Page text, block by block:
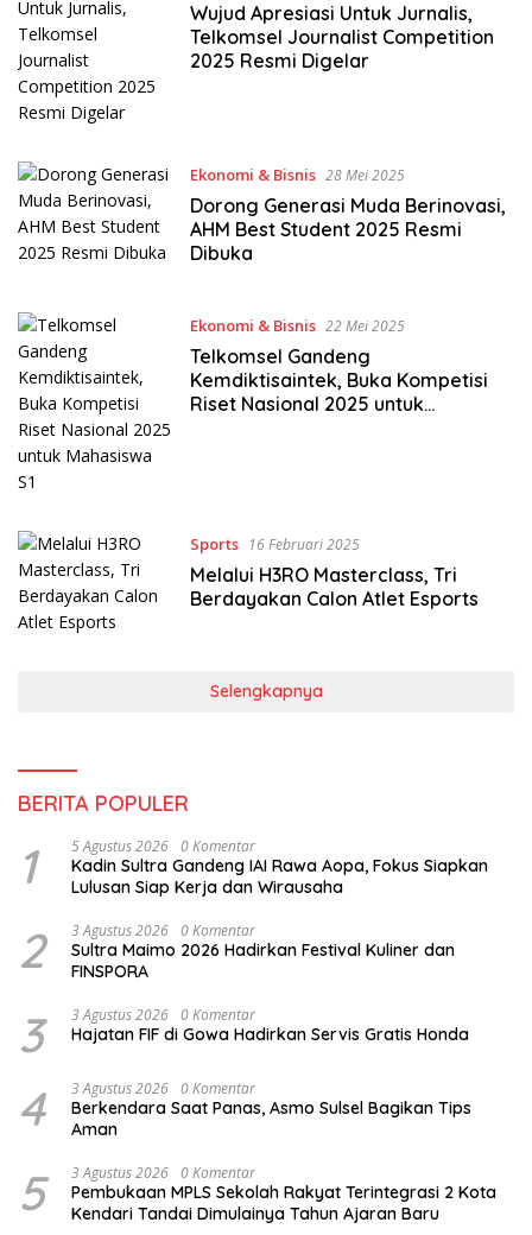
Wujud Apresiasi Untuk Jurnalis,
Telkomsel Journalist Competition
2025 Resmi Digelar
Ekonomi & Bisnis 28 Mei 2025
Dorong Generasi Muda Berinovasi,
AHM Best Student 2025 Resmi
Dibuka
Ekonomi & Bisnis 22 Mei 2025
Telkomsel Gandeng
Kemdiktisaintek, Buka Kompetisi
Riset Nasional 2025 untuk
Sports 16 Februari 2025
Melalui H3RO Masterclass, Tri
Berdayakan Calon Atlet Esports
Selengkapnya
BERITA POPULER
1 5 Agustus 2026 0 Komentar
Kadin Sultra Gandeng IAI Rawa Aopa, Fokus Siapkan
Lulusan Siap Kerja dan Wirausaha
2 3 Agustus 2026 0 Komentar
Sultra Maimo 2026 Hadirkan Festival Kuliner dan
FINSPORA
3 3 Agustus 2026 0 Komentar
Hajatan FIF di Gowa Hadirkan Servis Gratis Honda
4 3 Agustus 2026 0 Komentar
Berkendara Saat Panas, Asmo Sulsel Bagikan Tips
Aman
5 3 Agustus 2026 0 Komentar
Pembukaan MPLS Sekolah Rakyat Terintegrasi 2 Kota
Kendari Tandai Dimulainya Tahun Ajaran Baru